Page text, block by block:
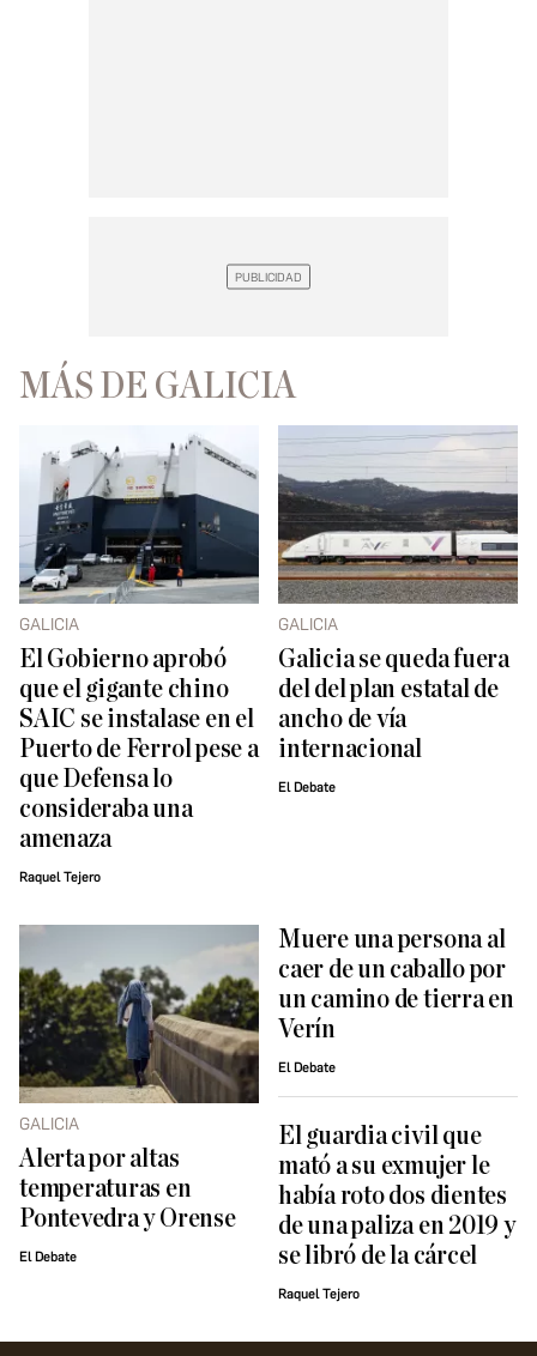
MÁS DE GALICIA
GALICIA
El Gobierno aprobó
que el gigante chino
SAIC se instalase en el
Puerto de Ferrol pese a
que Defensa lo
consideraba una
amenaza
Raquel Tejero
GALICIA
Galicia se queda fuera
del del plan estatal de
ancho de vía
internacional
El Debate
GALICIA
Alerta por altas
temperaturas en
Pontevedra y Orense
El Debate
Muere una persona al
caer de un caballo por
un camino de tierra en
Verín
El Debate
El guardia civil que
mató a su exmujer le
había roto dos dientes
de una paliza en 2019 y
se libró de la cárcel
Raquel Tejero